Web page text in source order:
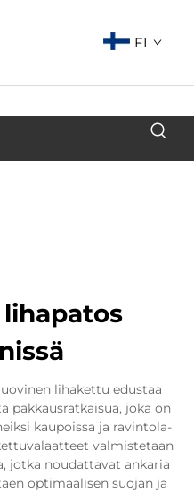
FI
lihakettu edustaa
pakkausratkaisua, joka on
kaupoissa ja ravintola-
valmistetaan
jotka noudattavat ankaria
optimaalisen suojan ja